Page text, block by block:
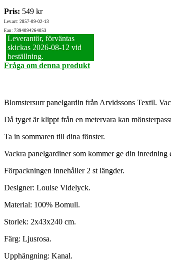
Pris: 549 kr
Lev.art: 2857-09-02-13
Ean: 7394094264053
Leverantör, förväntas
skickas 2026‑08‑12 vid
beställning.
Fråga om denna produkt
Blomstersurr panelgardin från Arvidssons Textil.
Då tyget är klippt från en metervara kan
Ta in sommaren till dina fönster.
Vackra panelgardiner som kommer ge din inredning
Förpackningen innehåller 2 st längder.
Designer: Louise Videlyck.
Material: 100% Bomull.
Storlek: 2x43x240 cm.
Färg: Ljusrosa.
Upphängning: Kanal.